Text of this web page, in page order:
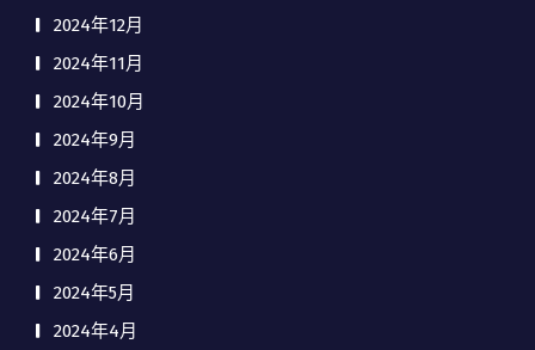
2024年12月
2024年11月
2024年10月
2024年9月
2024年8月
2024年7月
2024年6月
2024年5月
2024年4月